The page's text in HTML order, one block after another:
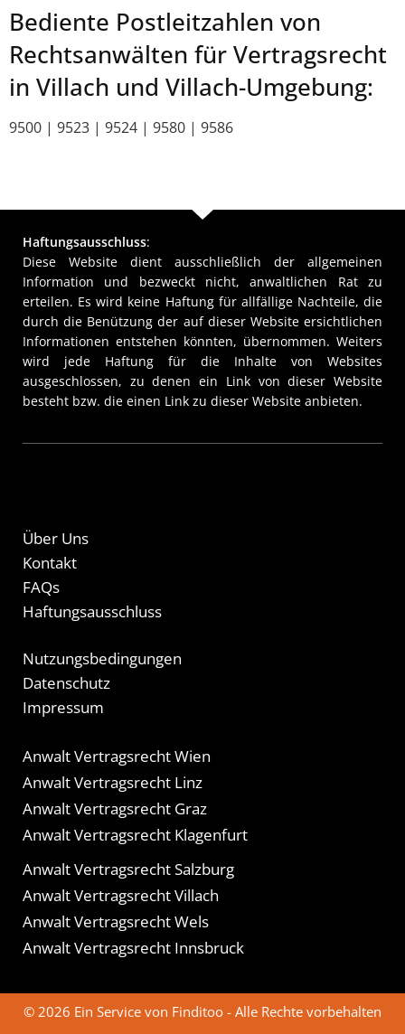
Bediente Postleitzahlen von
Rechtsanwälten für Vertragsrecht
in Villach und Villach-Umgebung:
9500 | 9523 | 9524 | 9580 | 9586
Haftungsausschluss:
Diese Website dient ausschließlich der allgemeinen
Information und bezweckt nicht, anwaltlichen Rat zu
erteilen. Es wird keine Haftung für allfällige Nachteile, die
durch die Benützung der auf dieser Website ersichtlichen
Informationen entstehen könnten, übernommen. Weiters
wird jede Haftung für die Inhalte von Websites
ausgeschlossen, zu denen ein Link von dieser Website
besteht bzw. die einen Link zu dieser Website anbieten.
Über Uns
Kontakt
FAQs
Haftungsausschluss
Nutzungsbedingungen
Datenschutz
Impressum
Anwalt Vertragsrecht Wien
Anwalt Vertragsrecht Linz
Anwalt Vertragsrecht Graz
Anwalt Vertragsrecht Klagenfurt
Anwalt Vertragsrecht Salzburg
Anwalt Vertragsrecht Villach
Anwalt Vertragsrecht Wels
Anwalt Vertragsrecht Innsbruck
© 2026 Ein Service von Finditoo - Alle Rechte vorbehalten